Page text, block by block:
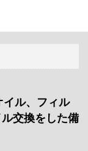
イル、フィル
交換をした備